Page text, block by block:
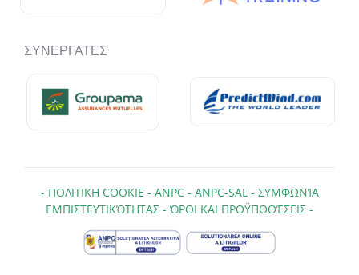
ΣΥΝΕΡΓΆΤΕΣ
- ΠΟΛΙΤΙΚΗ COOKIE - ANPC- ANPC-SAL - ΣΥΜΦΩΝΊΑ
ΕΜΠΙΣΤΕΥΤΙΚΌΤΗΤΑΣ - ΌΡΟΙ ΚΑΙ ΠΡΟΫΠΟΘΈΣΕΙΣ -